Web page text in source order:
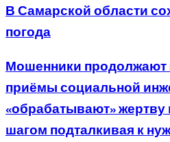
В Самарской области
погода
Мошенники продолжают
приёмы социальной
«обрабатывают» жертву
шагом подталкивая к